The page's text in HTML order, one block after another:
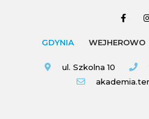
GDYNIA
ul. Szkolna 10
WEJHEROWO